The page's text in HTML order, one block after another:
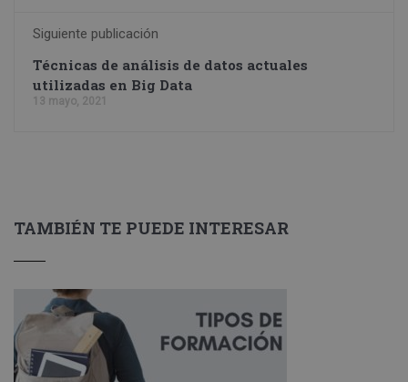
Siguiente publicación
Técnicas de análisis de datos actuales
utilizadas en Big Data
13 mayo, 2021
TAMBIÉN TE PUEDE INTERESAR